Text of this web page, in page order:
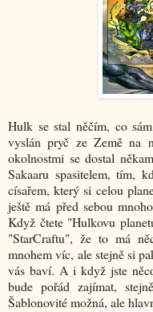
Hulk se stal něčím, co
vyslán pryč ze Země na
okolnostmi se dostal
Sakaaru spasitelem, tím,
císařem, který si celou
ještě má před sebou
Když čtete "Hulkovu
"StarCraftu", že to má
mnohem víc, ale stejně si
vás baví. A i když jste
bude pořád zajímat,
Šablonovité možná, ale